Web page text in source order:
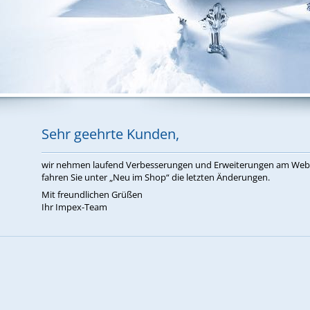
Sehr ge­ehr­te Kun­den,
wir neh­men lau­fend Ver­bes­se­run­gen und Er­wei­te­run­gen am
fah­ren Sie un­ter „Neu im Shop“ die letz­ten Än­de­run­gen.
Mit freund­li­chen Grü­ßen
Ihr Im­pex-Team